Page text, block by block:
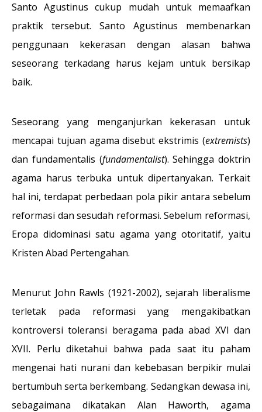
Santo Agustinus cukup mudah untuk memaafkan
praktik tersebut. Santo Agustinus membenarkan
penggunaan kekerasan dengan alasan bahwa
seseorang terkadang harus kejam untuk bersikap
baik.
Seseorang yang menganjurkan kekerasan untuk
mencapai tujuan agama disebut ekstrimis (extremists)
dan fundamentalis (fundamentalist). Sehingga doktrin
agama harus terbuka untuk dipertanyakan. Terkait
hal ini, terdapat perbedaan pola pikir antara sebelum
reformasi dan sesudah reformasi. Sebelum reformasi,
Eropa didominasi satu agama yang otoritatif, yaitu
Kristen Abad Pertengahan.
Menurut John Rawls (1921-2002), sejarah liberalisme
terletak pada reformasi yang mengakibatkan
kontroversi toleransi beragama pada abad XVI dan
XVII. Perlu diketahui bahwa pada saat itu paham
mengenai hati nurani dan kebebasan berpikir mulai
bertumbuh serta berkembang. Sedangkan dewasa ini,
sebagaimana dikatakan Alan Haworth, agama